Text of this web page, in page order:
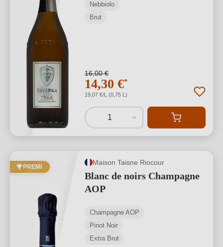
Nebbiolo
Brut
16,00 €
14,30 €*
19,07 €/L (0,75 L)
1
PREMI
Maison Taisne Riocour
Blanc de noirs Champagne
AOP
Champagne AOP
Pinot Noir
Extra Brut